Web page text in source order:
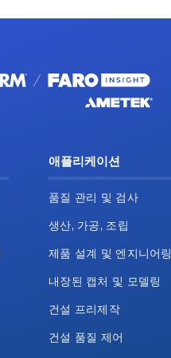
애플리케이션
품질 관리 및 검사
생산, 가공, 조립
제품 설계 및 엔지니어링
내장된 캡처 및 모델링
건설 프리제작
건설 품질 제어